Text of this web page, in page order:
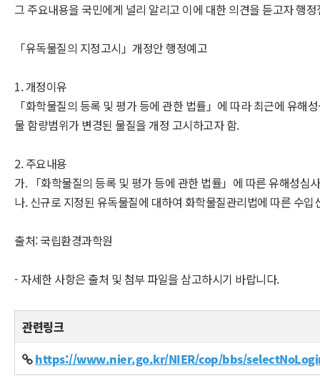
그 주요내용을 국민에게 널리 알리고 이에 대한 의견을 듣고자 행
「유독물질의 지정고시」개정안 행정예고
1. 개정이유
「화학물질의 등록 및 평가 등에 관한 법률」에 따라 최근에 유
물 함량범위가 변경된 물질을 개정 고시하고자 함.
2. 주요내용
가. 「화학물질의 등록 및 평가 등에 관한 법률」에 따른 유해성
나. 신규로 지정된 유독물질에 대하여 화학물질관리법에 따른 수
출처: 국립환경과학원
- 자세한 사항은 출처 및 첨부 파일을 삼고하시기 바랍니다.
관련링크
https://www.nier.go.kr/NIER/cop/bbs/